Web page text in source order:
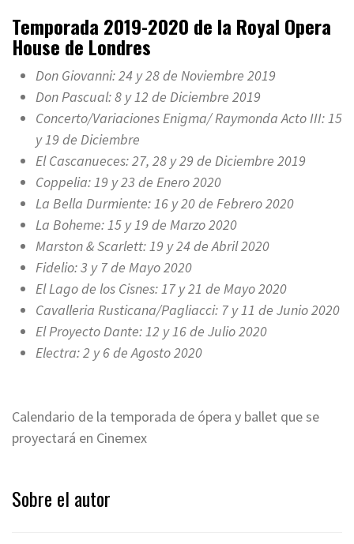
Temporada 2019-2020 de la Royal Opera
House de Londres
Don Giovanni: 24 y 28 de Noviembre 2019
Don Pascual: 8 y 12 de Diciembre 2019
Concerto/Variaciones Enigma/ Raymonda Acto III: 15
y 19 de Diciembre
El Cascanueces: 27, 28 y 29 de Diciembre 2019
Coppelia: 19 y 23 de Enero 2020
La Bella Durmiente: 16 y 20 de Febrero 2020
La Boheme: 15 y 19 de Marzo 2020
Marston & Scarlett: 19 y 24 de Abril 2020
Fidelio: 3 y 7 de Mayo 2020
El Lago de los Cisnes: 17 y 21 de Mayo 2020
Cavalleria Rusticana/Pagliacci: 7 y 11 de Junio 2020
El Proyecto Dante: 12 y 16 de Julio 2020
Electra: 2 y 6 de Agosto 2020
Calendario de la temporada de ópera y ballet que se
proyectará en Cinemex
Sobre el autor